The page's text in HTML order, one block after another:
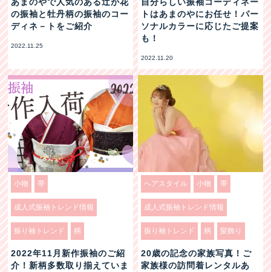
あまのやで人気のある辻が花
の振袖と牡丹柄の振袖のコー
ディネ－トをご紹介
2022.11.25
自分らしい振袖コーディネー
トはあまのやにお任せ！パー
ソナルカラーに応じたご提案
も！
2022.11.20
小物 帯
成人式振袖トレンド情報
振り袖トレンド 柄
2022年11月新作振袖のご紹
介！新柄多数取り揃えていま
へアスタイル 小物 帯
成人式振袖トレンド情報
振り袖トレンド 柄 髪飾り
20歳の記念の家族写真！ご
家族様の訪問着レンタルあ